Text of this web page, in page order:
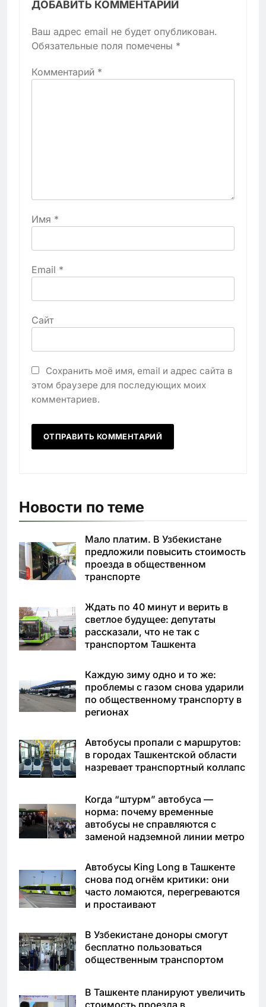
ДОБАВИТЬ КОММЕНТАРИЙ
Ваш адрес email не будет опубликован.
Обязательные поля помечены *
Комментарий *
Имя *
Email *
Сайт
Сохранить моё имя, email и адрес сайта в
этом браузере для последующих моих
комментариев.
Новости по теме
Мало платим. В Узбекистане
предложили повысить стоимость
проезда в общественном
транспорте
Ждать по 40 минут и верить в
светлое будущее: депутаты
рассказали, что не так с
транспортом Ташкента
Каждую зиму одно и то же:
проблемы с газом снова ударили
по общественному транспорту в
регионах
Автобусы пропали с маршрутов:
в городах Ташкентской области
назревает транспортный коллапс
Когда “штурм” автобуса —
норма: почему временные
автобусы не справляются с
заменой надземной линии метро
Автобусы King Long в Ташкенте
снова под огнём критики: они
часто ломаются, перегреваются
и простаивают
В Узбекистане доноры смогут
бесплатно пользоваться
общественным транспортом
В Ташкенте планируют увеличить